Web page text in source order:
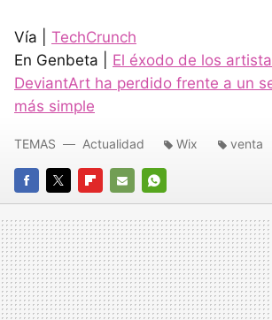
Vía | TechCrunch
En Genbeta | El éxodo de los
DeviantArt ha perdido frente a un
más simple
FACEBOOK
TWITTERFLIPBOARD
E-
MAIL
WHATSAPP
TEMAS Actualidad Wix venta